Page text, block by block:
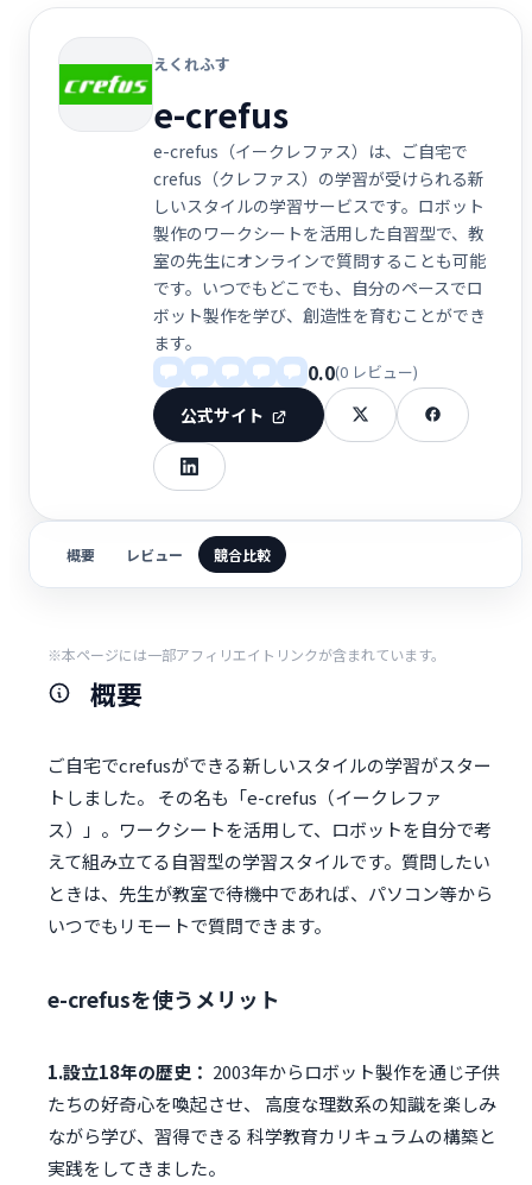
えくれふす
e-crefus
e-crefus（イークレファス）は、ご自宅で
crefus（クレファス）の学習が受けられる新
しいスタイルの学習サービスです。ロボット
製作のワークシートを活用した自習型で、教
室の先生にオンラインで質問することも可能
です。いつでもどこでも、自分のペースでロ
ボット製作を学び、創造性を育むことができ
ます。
0.0(0 レビュー)
公式サイト
概要 レビュー 競合比較
※本ページには一部アフィリエイトリンクが含まれています。
概要
ご自宅でcrefusができる新しいスタイルの学習がスター
トしました。 その名も「e-crefus（イークレファ
ス）」。ワークシートを活用して、ロボットを自分で考
えて組み立てる自習型の学習スタイルです。質問したい
ときは、先生が教室で待機中であれば、パソコン等から
いつでもリモートで質問できます。
e-crefusを使うメリット
1.設立18年の歴史： 2003年からロボット製作を通じ子供
たちの好奇心を喚起させ、 高度な理数系の知識を楽しみ
ながら学び、習得できる 科学教育カリキュラムの構築と
実践をしてきました。